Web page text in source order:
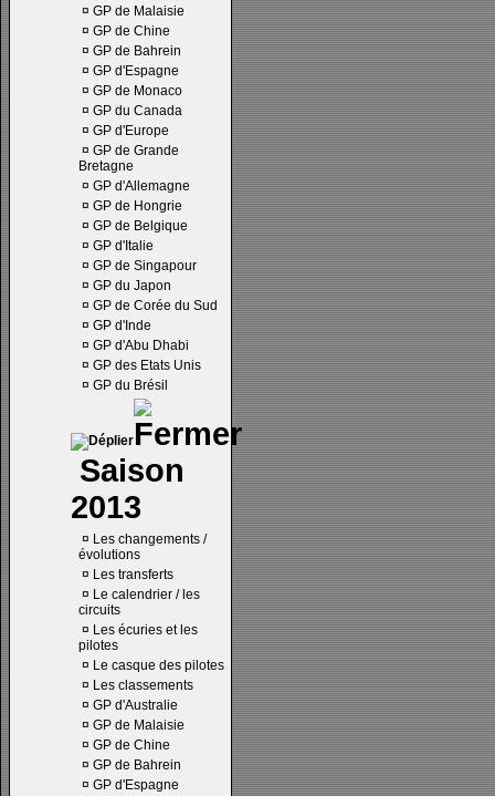
¤ GP de Malaisie
¤ GP de Chine
¤ GP de Bahrein
¤ GP d'Espagne
¤ GP de Monaco
¤ GP du Canada
¤ GP d'Europe
¤ GP de Grande
Bretagne
¤ GP d'Allemagne
¤ GP de Hongrie
¤ GP de Belgique
¤ GP d'Italie
¤ GP de Singapour
¤ GP du Japon
¤ GP de Corée du Sud
¤ GP d'Inde
¤ GP d'Abu Dhabi
¤ GP des Etats Unis
¤ GP du Brésil
Saison
2013
¤ Les changements /
évolutions
¤ Les transferts
¤ Le calendrier / les
circuits
¤ Les écuries et les
pilotes
¤ Le casque des pilotes
¤ Les classements
¤ GP d'Australie
¤ GP de Malaisie
¤ GP de Chine
¤ GP de Bahrein
¤ GP d'Espagne